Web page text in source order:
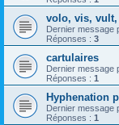
volo, vis,
Dernier message
Réponses : 3
cartulaires
Dernier message
Réponses : 1
Hyphenation
Dernier message
Réponses : 1